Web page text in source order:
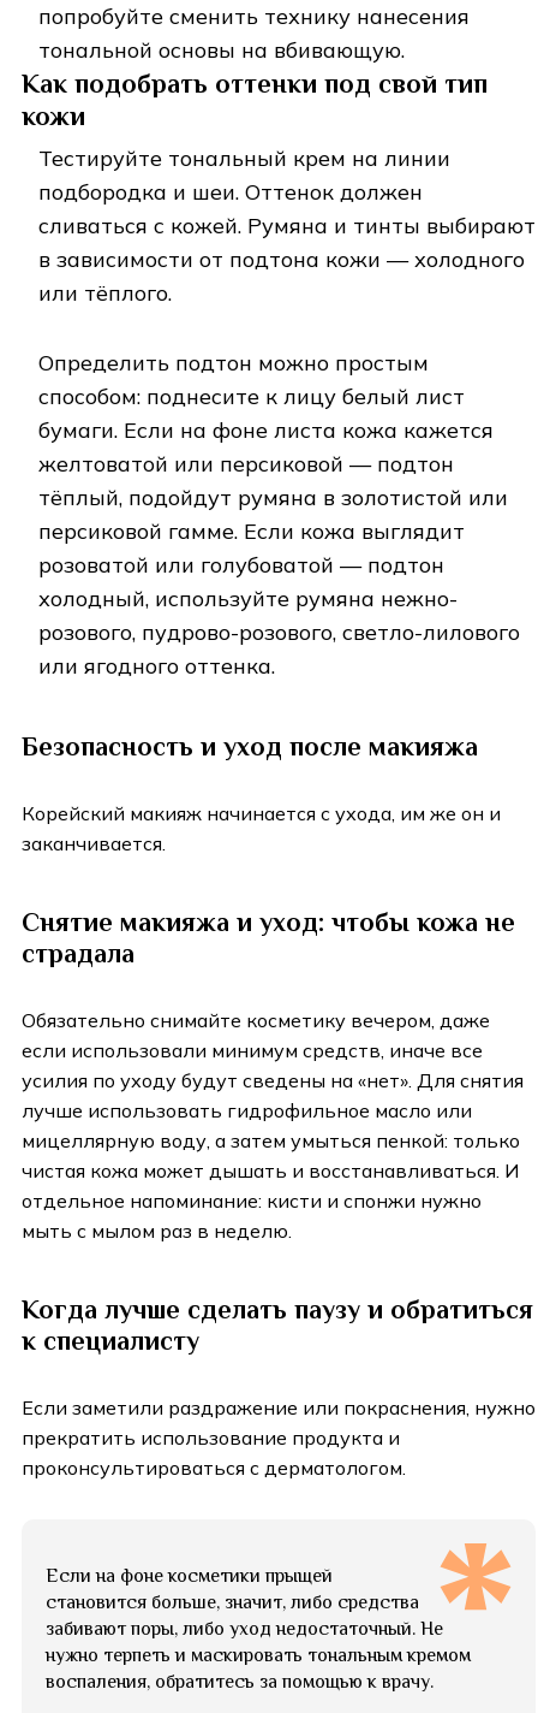
попробуйте сменить технику нанесения
тональной основы на вбивающую.
Как подобрать оттенки под свой тип
кожи
Тестируйте тональный крем на линии
подбородка и шеи. Оттенок должен
сливаться с кожей. Румяна и тинты выбирают
в зависимости от подтона кожи — холодного
или тёплого.
Определить подтон можно простым
способом: поднесите к лицу белый лист
бумаги. Если на фоне листа кожа кажется
желтоватой или персиковой — подтон
тёплый, подойдут румяна в золотистой или
персиковой гамме. Если кожа выглядит
розоватой или голубоватой — подтон
холодный, используйте румяна нежно-
розового, пудрово-розового, светло-лилового
или ягодного оттенка.
Безопасность и уход после макияжа
Корейский макияж начинается с ухода, им же он и
заканчивается.
Снятие макияжа и уход: чтобы кожа не
страдала
Обязательно снимайте косметику вечером, даже
если использовали минимум средств, иначе все
усилия по уходу будут сведены на «нет». Для снятия
лучше использовать гидрофильное масло или
мицеллярную воду, а затем умыться пенкой: только
чистая кожа может дышать и восстанавливаться. И
отдельное напоминание: кисти и спонжи нужно
мыть с мылом раз в неделю.
Когда лучше сделать паузу и обратиться
к специалисту
Если заметили раздражение или покраснения, нужно
прекратить использование продукта и
проконсультироваться с дерматологом.
Если на фоне косметики прыщей
становится больше, значит, либо средства
забивают поры, либо уход недостаточный. Не
нужно терпеть и маскировать тональным кремом
воспаления, обратитесь за помощью к врачу.